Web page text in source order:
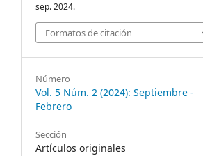
sep. 2024.
Formatos de citación
Número
Vol. 5 Núm. 2 (2024): Septiembre -
Febrero
Sección
Artículos originales